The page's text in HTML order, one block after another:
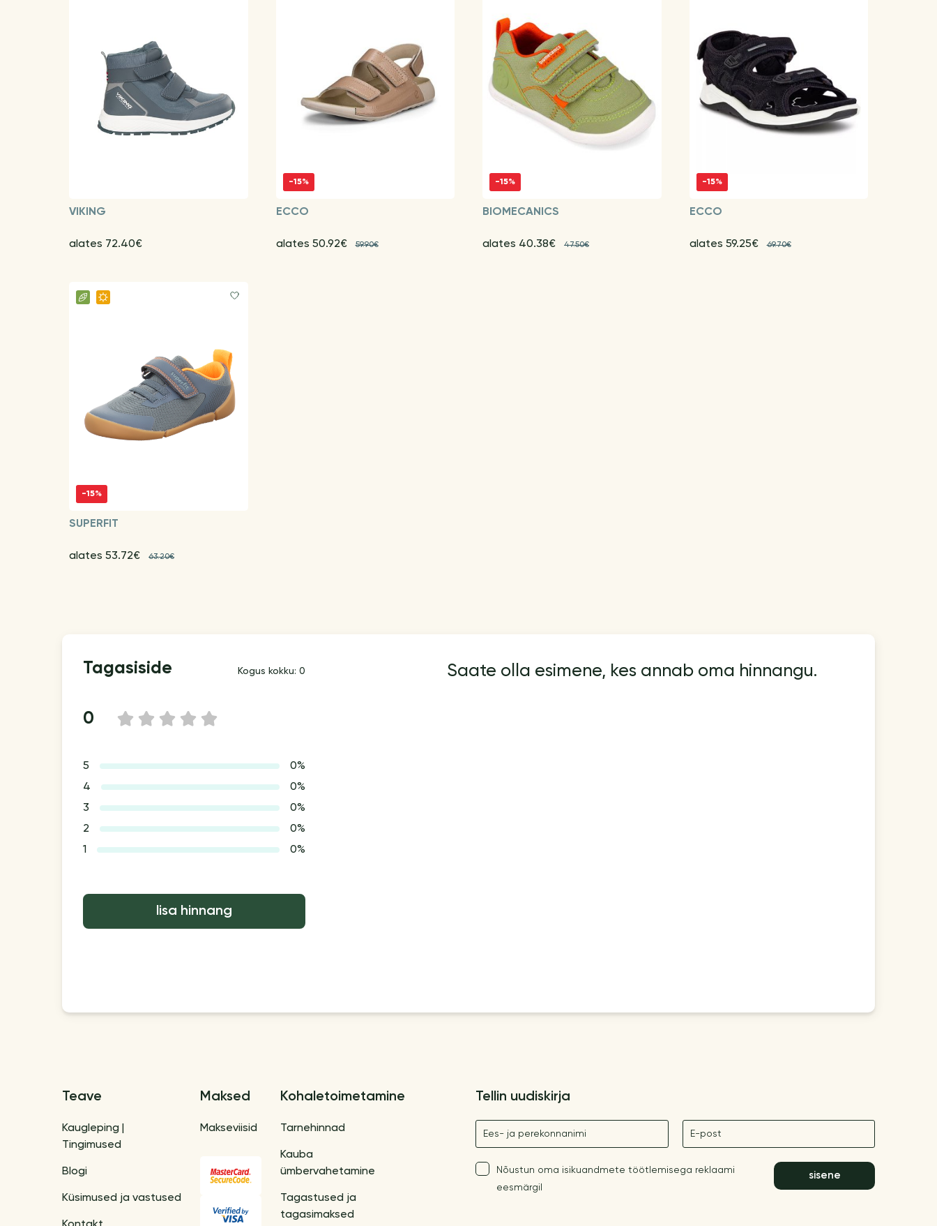
VIKING
alates 72.40€
-15%
ECCO
alates 50.92€ 59.90€
-15%
BIOMECANICS
alates 40.38€ 47.50€
-15%
ECCO
alates 59.25€ 69.70€
-15%
SUPERFIT
alates 53.72€ 63.20€
Tagasiside Kogus kokku: 0
0 5
4
3
2
1
5
0%
4
0%
3
0%
2
0%
1
0%
lisa hinnang
Saate olla esimene, kes annab oma hinnangu.
Teave
Kaugleping |
Tingimused
Blogi
Küsimused ja vastused
Maksed
Makseviisid
Kohaletoimetamine
Tarnehinnad
Kauba
ümbervahetamine
Tagastused ja
tagasimaksed
Tellin uudiskirja
Nimetus E-post
Nõustun oma isikuandmete töötlemisega reklaami
eesmärgil
sisene